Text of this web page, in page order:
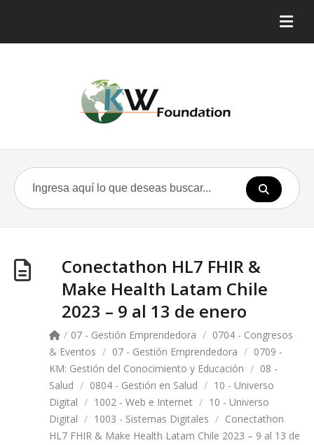
Conectathon HL7 FHIR &
Make Health Latam Chile
2023 – 9 al 13 de enero
/ 07 - Gestión Emprendedora / 0704 - Congresos
& Eventos / 07 - Gestión Emprendedora / 0709 -
KM: Gestión del Conocimiento y Educación / 08 -
Salud / 0804 - Gestión en Salud / 10 - Universo
Digital / 1002 - Web e Internet / 10 - Universo
Digital / 1003 - Sistemas Digitales / Conectathon
HL7 FHIR & Make Health Latam Chile 2023 – 9 al 13 de